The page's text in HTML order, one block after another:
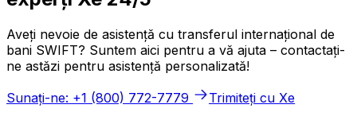
Aveți nevoie de asistență cu transferul internațional de
bani SWIFT? Suntem aici pentru a vă ajuta – contactați-
ne astăzi pentru asistență personalizată!
Sunați-ne: +1 (800) 772-7779
Trimiteți cu Xe